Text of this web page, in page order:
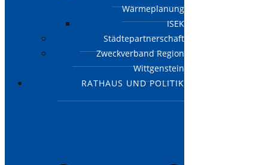
Wärmeplanung
ISEK
Städtepartnerschaft
Zweckverband Region
Wittgenstein
RATHAUS UND POLITIK